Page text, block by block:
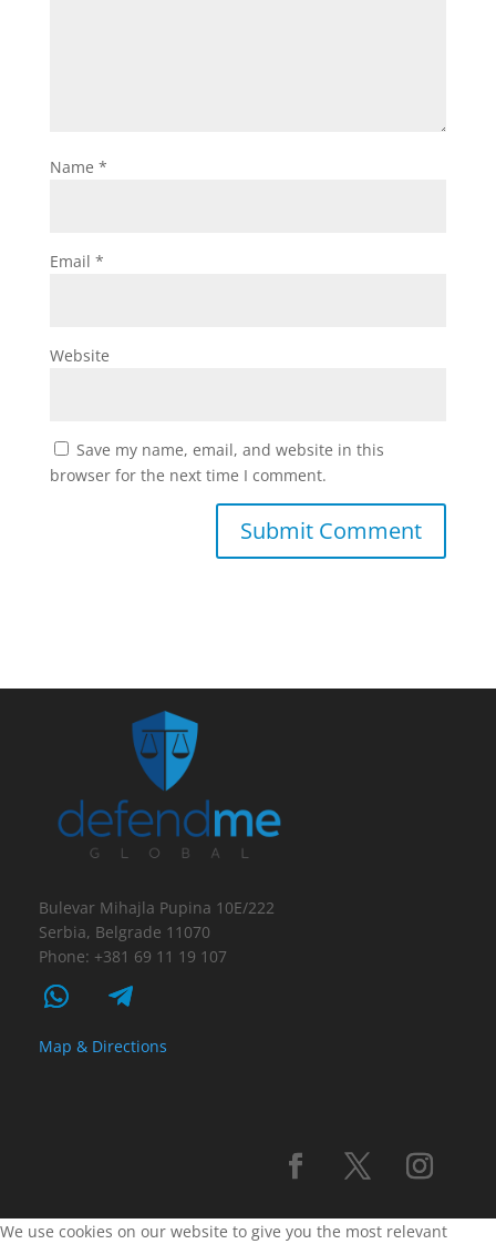
Name *
Email *
Website
Save my name, email, and website in this
browser for the next time I comment.
Bulevar Mihajla Pupina 10E/222
Serbia, Belgrade 11070
Phone: +381 69 11 19 107
Map & Directions
We use cookies on our website to give you the most relevant